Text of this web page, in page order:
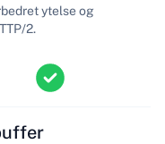
ytelse og
2.